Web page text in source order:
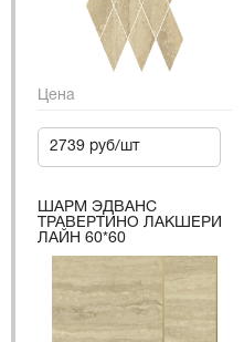
Цена
2739 руб/шт
ШАРМ ЭДВАНС
ТРАВЕРТИНО ЛАКШЕРИ
ЛАЙН 60*60